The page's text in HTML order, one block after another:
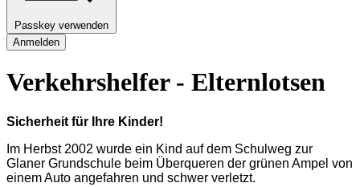
Passkey verwenden
Anmelden
Verkehrshelfer - Elternlotsen
Sicherheit für Ihre Kinder!
Im Herbst 2002 wurde ein Kind auf dem Schulweg zur
Glaner Grundschule beim Überqueren der grünen Ampel von
einem Auto angefahren und schwer verletzt.